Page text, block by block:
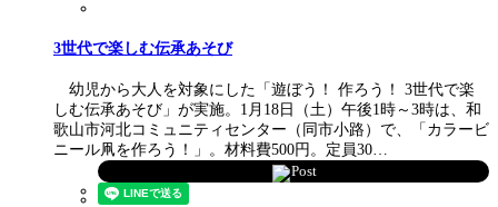
3世代で楽しむ伝承あそび
幼児から大人を対象にした「遊ぼう！ 作ろう！ 3世代で楽
しむ伝承あそび」が実施。1月18日（土）午後1時～3時は、和
歌山市河北コミュニティセンター（同市小路）で、「カラービ
ニール凧を作ろう！」。材料費500円。定員30…
Post